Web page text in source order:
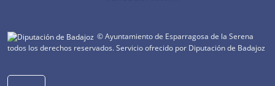
© Ayuntamiento de Esparragosa de la Serena
todos los derechos reservados.Servicio ofrecido por Diputación de Badajoz